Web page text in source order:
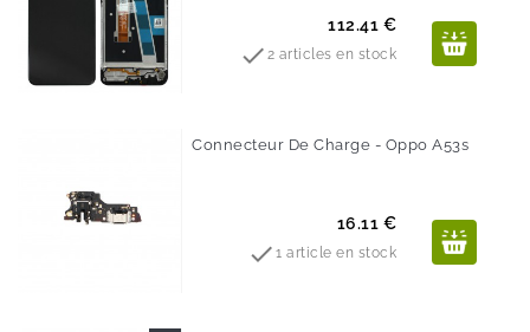
Prix
112.41 €
 2 articles en stock
Connecteur De Charge - Oppo A53s
Prix
16.11 €
1 article en stock